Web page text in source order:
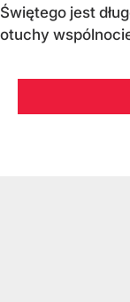
Świętego jest
otuchy